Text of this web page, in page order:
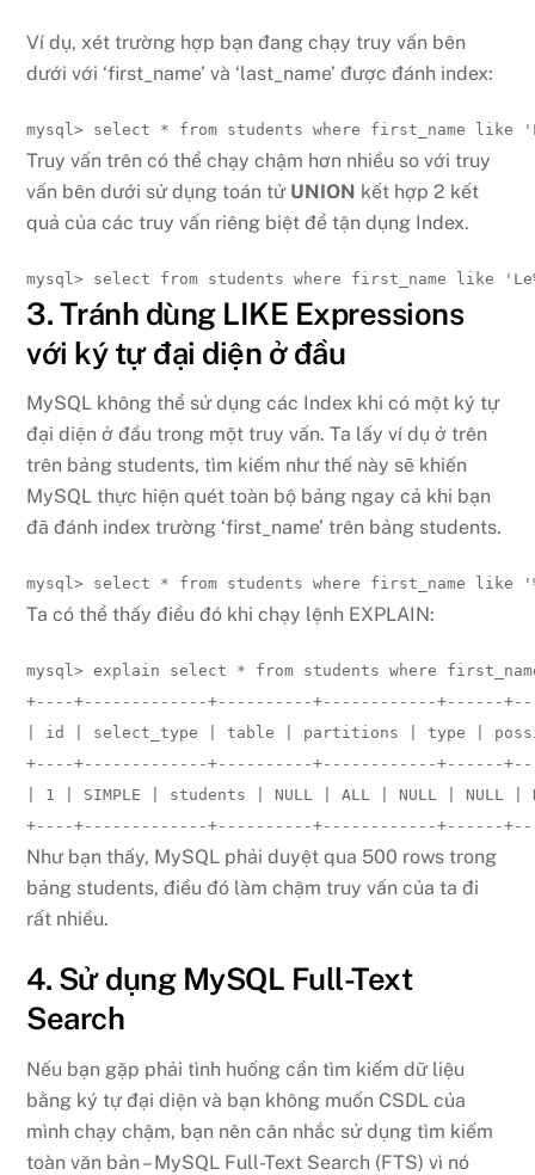
Ví dụ, xét trường hợp bạn đang chạy truy vấn bên
dưới với ‘first_name’ và ‘last_name’ được đánh index:
mysql> select * from students where first_name like
Truy vấn trên có thể chạy chậm hơn nhiều so với truy
vấn bên dưới sử dụng toán tử UNION kết hợp 2 kết
quả của các truy vấn riêng biệt để tận dụng Index.
mysql> select from students where first_name like
3. Tránh dùng LIKE Expressions
với ký tự đại diện ở đầu
MySQL không thể sử dụng các Index khi có một ký tự
đại diện ở đầu trong một truy vấn. Ta lấy ví dụ ở trên
trên bảng students, tìm kiếm như thế này sẽ khiến
MySQL thực hiện quét toàn bộ bảng ngay cả khi bạn
đã đánh index trường ‘first_name’ trên bảng students.
mysql> select * from students where first_name like
Ta có thể thấy điều đó khi chạy lệnh EXPLAIN:
mysql> explain select * from students where
+----+-------------+----------+------------+------
| id | select_type | table | partitions | type |
+----+-------------+----------+------------+------
| 1 | SIMPLE | students | NULL | ALL | NULL | NULL
+----+-------------+----------+------------+------
Như bạn thấy, MySQL phải duyệt qua 500 rows trong
bảng students, điều đó làm chậm truy vấn của ta đi
rất nhiều.
4. Sử dụng MySQL Full-Text
Search
Nếu bạn gặp phải tình huống cần tìm kiếm dữ liệu
bằng ký tự đại diện và bạn không muốn CSDL của
mình chạy chậm, bạn nên cân nhắc sử dụng tìm kiếm
toàn văn bản – MySQL Full-Text Search (FTS) vì nó